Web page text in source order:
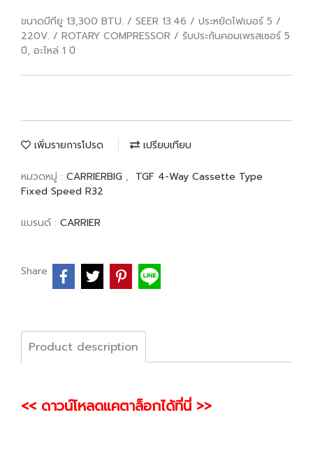
ขนาดบีทียู 13,300 BTU. / SEER 13.46 / ประหยัดไฟเบอร์ 5 /
220V. / ROTARY COMPRESSOR / รับประกันคอมเพรสเซอร์ 5
ปี, อะไหล่ 1 ปี
เพิ่มรายการโปรด เปรียบเทียบ
หมวดหมู่ : CARRIERBIG , TGF 4-Way Cassette Type
Fixed Speed R32
แบรนด์ : CARRIER
Share
Product description
<< ดาวน์โหลดแคตาล็อกได้ที่นี่ >>